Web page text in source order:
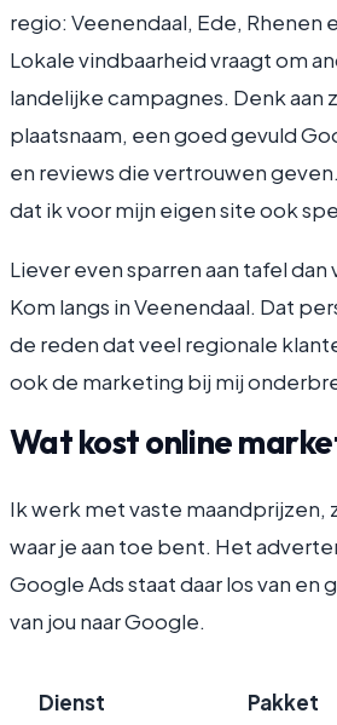
regio: Veenendaal, Ede, Rhenen
Lokale vindbaarheid vraagt om
landelijke campagnes. Denk
plaatsnaam, een goed gevuld
en reviews die vertrouwen
dat ik voor mijn eigen site ook
Liever even sparren aan tafel dan
Kom langs in Veenendaal. Dat
de reden dat veel regionale
ook de marketing bij mij
Wat kost online
Ik werk met vaste maandprijzen,
waar je aan toe bent. Het
Google Ads staat daar los van en
van jou naar Google.
Dienst Pakket